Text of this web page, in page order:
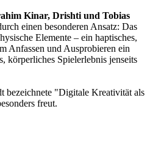
Kinar, Drishti und Tobias
einen besonderen Ansatz: Das
Elemente – ein haptisches,
Anfassen und Ausprobieren ein
körperliches Spielerlebnis jenseits
bezeichnete "Digitale Kreativität als
freut.